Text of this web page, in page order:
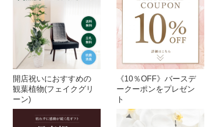
開店祝いにおすすめの
観葉植物(フェイクグリ
ーン)
《10％OFF》バースデ
ークーポンをプレゼン
ト